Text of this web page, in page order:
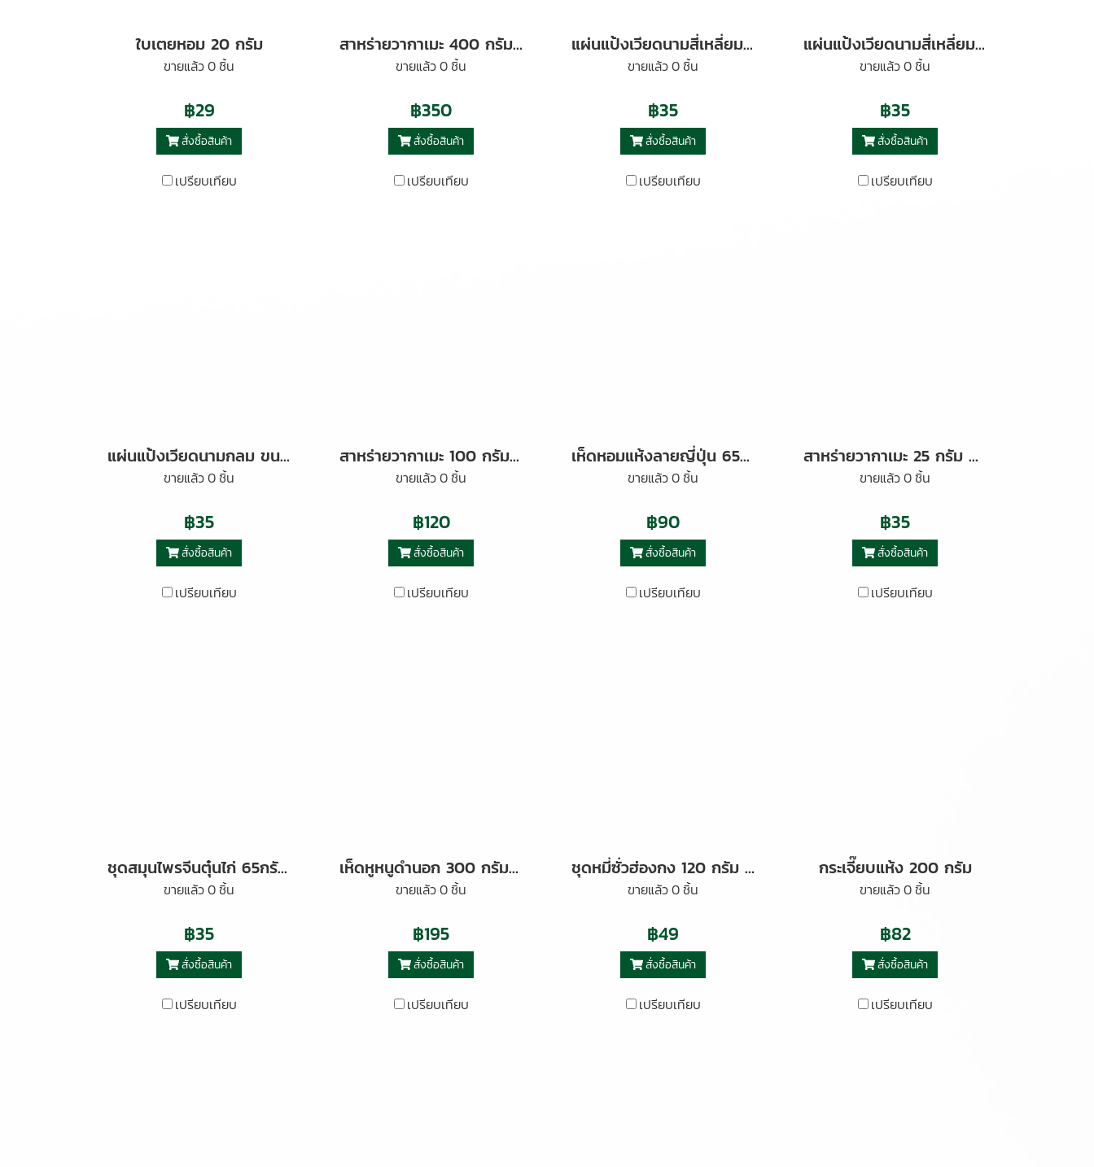
ใบเตยหอม 20 กรัม
ขายแล้ว 0 ชิ้น
฿29
สั่งซื้อสินค้า
เปรียบเทียบ
สาหร่ายวากาเมะ 400 กรัม ตราต้นตะวัน
ขายแล้ว 0 ชิ้น
฿350
สั่งซื้อสินค้า
เปรียบเทียบ
แผ่นแป้งเวียดนามสี่เหลี่ยม ขนาด 10x10 ซม. 100 กรัม
ขายแล้ว 0 ชิ้น
฿35
สั่งซื้อสินค้า
เปรียบเทียบ
แผ่นแป้งเวียดนามสี่เหลี่ยม ขนาด 22x22 ซม. 100 กรัม
ขายแล้ว 0 ชิ้น
฿35
สั่งซื้อสินค้า
เปรียบเทียบ
แผ่นแป้งเวียดนามกลม ขนาด 22x22 ซม. 100 กรัม
ขายแล้ว 0 ชิ้น
฿35
สั่งซื้อสินค้า
เปรียบเทียบ
สาหร่ายวากาเมะ 100 กรัม ตราต้นตะวัน
ขายแล้ว 0 ชิ้น
฿120
สั่งซื้อสินค้า
เปรียบเทียบ
เห็ดหอมแห้งลายญี่ปุ่น 65 กรัม ตราต้นตะวัน
ขายแล้ว 0 ชิ้น
฿90
สั่งซื้อสินค้า
เปรียบเทียบ
สาหร่ายวากาเมะ 25 กรัม ตราต้นตะวัน
ขายแล้ว 0 ชิ้น
฿35
สั่งซื้อสินค้า
เปรียบเทียบ
ชุดสมุนไพรจีนตุ๋นไก่ 65กรัม ตราต้นตะวัน
ขายแล้ว 0 ชิ้น
฿35
สั่งซื้อสินค้า
เปรียบเทียบ
เห็ดหูหนูดำนอก 300 กรัม ตราต้นตะวัน
ขายแล้ว 0 ชิ้น
฿195
สั่งซื้อสินค้า
เปรียบเทียบ
ชุดหมี่ซั่วฮ่องกง 120 กรัม ตราต้นตะวัน
ขายแล้ว 0 ชิ้น
฿49
สั่งซื้อสินค้า
เปรียบเทียบ
กระเจี๊ยบแห้ง 200 กรัม
ขายแล้ว 0 ชิ้น
฿82
สั่งซื้อสินค้า
เปรียบเทียบ